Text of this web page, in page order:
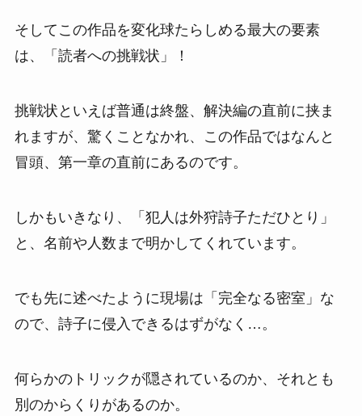
そしてこの作品を変化球たらしめる最大の要素
は、「読者への挑戦状」！
挑戦状といえば普通は終盤、解決編の直前に挟ま
れますが、驚くことなかれ、この作品ではなんと
冒頭、第一章の直前にあるのです。
しかもいきなり、「犯人は外狩詩子ただひとり」
と、名前や人数まで明かしてくれています。
でも先に述べたように現場は「完全なる密室」な
ので、詩子に侵入できるはずがなく…。
何らかのトリックが隠されているのか、それとも
別のからくりがあるのか。